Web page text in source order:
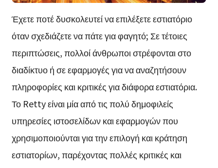
Έχετε ποτέ δυσκολευτεί να επιλέξετε εστιατόριο
όταν σχεδιάζετε να πάτε για φαγητό; Σε τέτοιες
περιπτώσεις, πολλοί άνθρωποι στρέφονται στο
διαδίκτυο ή σε εφαρμογές για να αναζητήσουν
πληροφορίες και κριτικές για διάφορα εστιατόρια.
Το Retty είναι μία από τις πολύ δημοφιλείς
υπηρεσίες ιστοσελίδων και εφαρμογών που
χρησιμοποιούνται για την επιλογή και κράτηση
εστιατορίων, παρέχοντας πολλές κριτικές και